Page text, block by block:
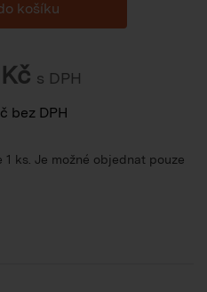
s DPH
bez DPH
ks. Je možné objednat pouze